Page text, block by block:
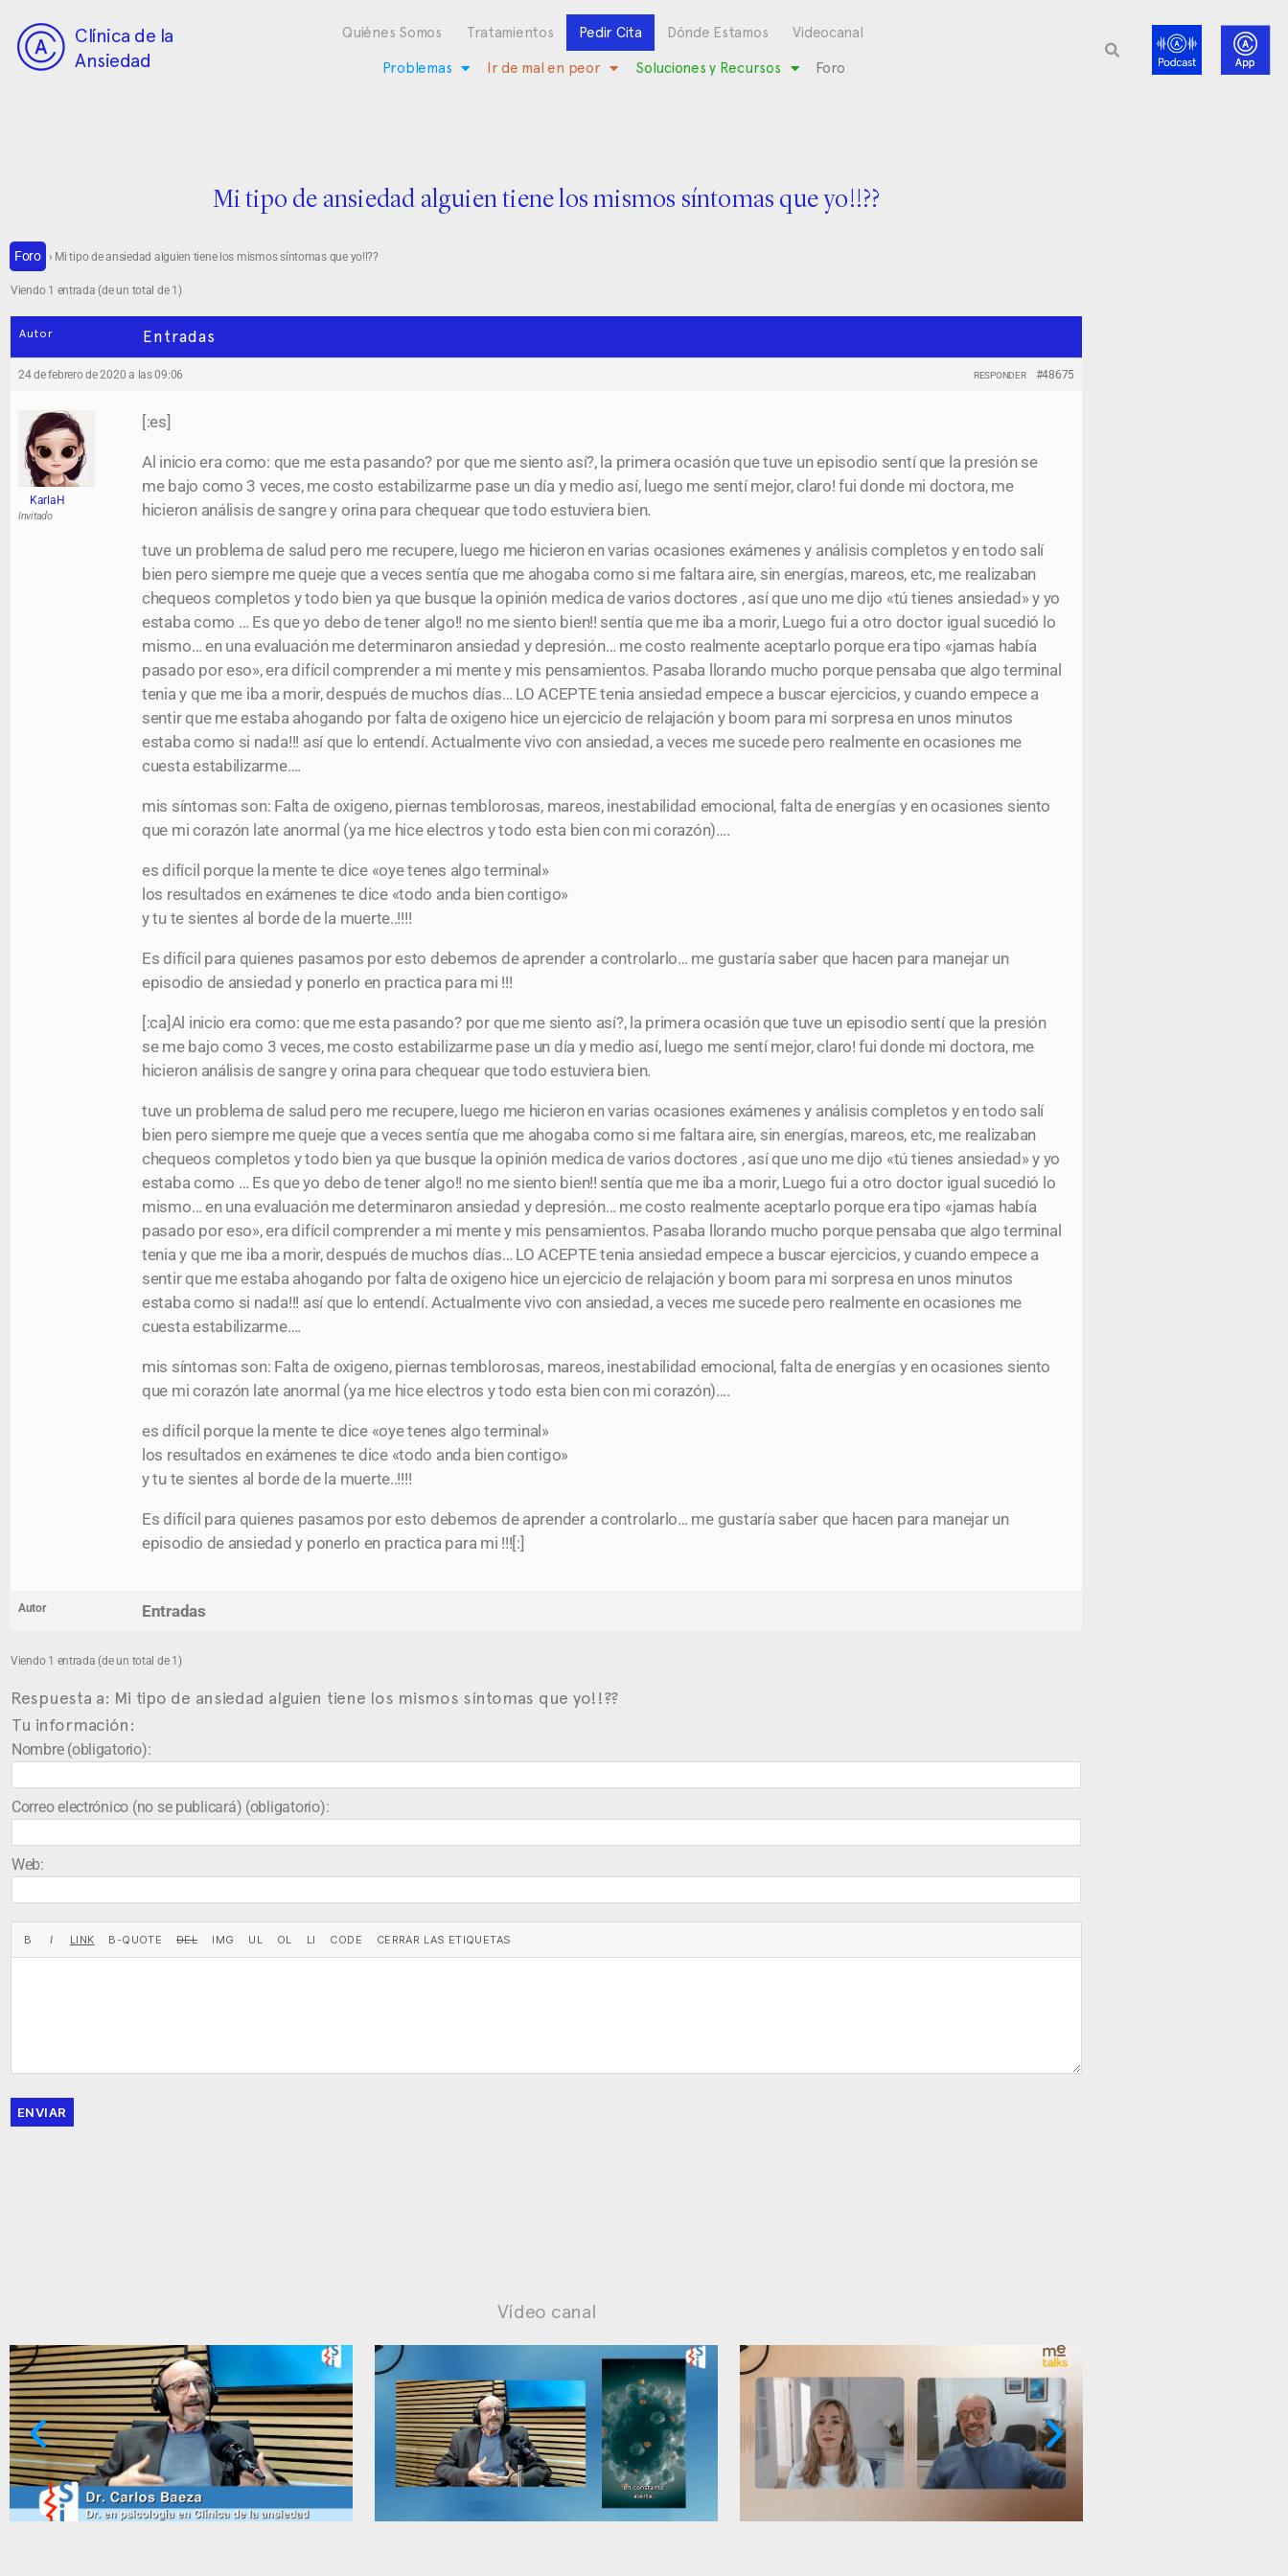
Clínica de la
Ansiedad
Quiénes Somos Tratamientos Pedir Cita Dónde Estamos Videocanal
Problemas Ir de mal en peor Soluciones y Recursos Foro
Mi tipo de ansiedad alguien tiene los mismos síntomas que yo!!??
Foro › Mi tipo de ansiedad alguien tiene los mismos síntomas que yo!!??
Viendo 1 entrada (de un total de 1)
Autor Entradas
24 de febrero de 2020 a las 09:06 #48675
RESPONDER
KarlaH
Invitado
[:es]
Al inicio era como: que me esta pasando? por que me siento así?, la primera ocasión que tuve un episodio sentí que la presión se
me bajo como 3 veces, me costo estabilizarme pase un día y medio así, luego me sentí mejor, claro! fui donde mi doctora, me
hicieron análisis de sangre y orina para chequear que todo estuviera bien.
tuve un problema de salud pero me recupere, luego me hicieron en varias ocasiones exámenes y análisis completos y en todo salí
bien pero siempre me queje que a veces sentía que me ahogaba como si me faltara aire, sin energías, mareos, etc, me realizaban
chequeos completos y todo bien ya que busque la opinión medica de varios doctores , así que uno me dijo «tú tienes ansiedad» y yo
estaba como … Es que yo debo de tener algo!! no me siento bien!! sentía que me iba a morir, Luego fui a otro doctor igual sucedió lo
mismo… en una evaluación me determinaron ansiedad y depresión… me costo realmente aceptarlo porque era tipo «jamas había
pasado por eso», era difícil comprender a mi mente y mis pensamientos. Pasaba llorando mucho porque pensaba que algo terminal
tenia y que me iba a morir, después de muchos días… LO ACEPTE tenia ansiedad empece a buscar ejercicios, y cuando empece a
sentir que me estaba ahogando por falta de oxigeno hice un ejercicio de relajación y boom para mi sorpresa en unos minutos
estaba como si nada!!! así que lo entendí. Actualmente vivo con ansiedad, a veces me sucede pero realmente en ocasiones me
cuesta estabilizarme….
mis síntomas son: Falta de oxigeno, piernas temblorosas, mareos, inestabilidad emocional, falta de energías y en ocasiones siento
que mi corazón late anormal (ya me hice electros y todo esta bien con mi corazón)….
es difícil porque la mente te dice «oye tenes algo terminal»
los resultados en exámenes te dice «todo anda bien contigo»
y tu te sientes al borde de la muerte..!!!!
Es difícil para quienes pasamos por esto debemos de aprender a controlarlo… me gustaría saber que hacen para manejar un
episodio de ansiedad y ponerlo en practica para mi !!!
[:ca]Al inicio era como: que me esta pasando? por que me siento así?, la primera ocasión que tuve un episodio sentí que la presión
se me bajo como 3 veces, me costo estabilizarme pase un día y medio así, luego me sentí mejor, claro! fui donde mi doctora, me
hicieron análisis de sangre y orina para chequear que todo estuviera bien.
tuve un problema de salud pero me recupere, luego me hicieron en varias ocasiones exámenes y análisis completos y en todo salí
bien pero siempre me queje que a veces sentía que me ahogaba como si me faltara aire, sin energías, mareos, etc, me realizaban
chequeos completos y todo bien ya que busque la opinión medica de varios doctores , así que uno me dijo «tú tienes ansiedad» y yo
estaba como … Es que yo debo de tener algo!! no me siento bien!! sentía que me iba a morir, Luego fui a otro doctor igual sucedió lo
mismo… en una evaluación me determinaron ansiedad y depresión… me costo realmente aceptarlo porque era tipo «jamas había
pasado por eso», era difícil comprender a mi mente y mis pensamientos. Pasaba llorando mucho porque pensaba que algo terminal
tenia y que me iba a morir, después de muchos días… LO ACEPTE tenia ansiedad empece a buscar ejercicios, y cuando empece a
sentir que me estaba ahogando por falta de oxigeno hice un ejercicio de relajación y boom para mi sorpresa en unos minutos
estaba como si nada!!! así que lo entendí. Actualmente vivo con ansiedad, a veces me sucede pero realmente en ocasiones me
cuesta estabilizarme….
mis síntomas son: Falta de oxigeno, piernas temblorosas, mareos, inestabilidad emocional, falta de energías y en ocasiones siento
que mi corazón late anormal (ya me hice electros y todo esta bien con mi corazón)….
es difícil porque la mente te dice «oye tenes algo terminal»
los resultados en exámenes te dice «todo anda bien contigo»
y tu te sientes al borde de la muerte..!!!!
Es difícil para quienes pasamos por esto debemos de aprender a controlarlo… me gustaría saber que hacen para manejar un
episodio de ansiedad y ponerlo en practica para mi !!![:]
Autor Entradas
Viendo 1 entrada (de un total de 1)
Respuesta a: Mi tipo de ansiedad alguien tiene los mismos síntomas que yo!!??
Tu información:
Nombre (obligatorio):
Correo electrónico (no se publicará) (obligatorio):
Web:
ENVIAR
Vídeo canal